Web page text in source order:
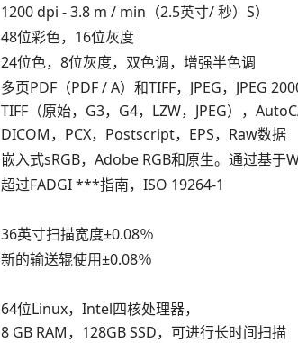
1200 dpi - 3.8 m / min（2.5英寸/ 秒）S）
48位彩色，16位灰度
24位色，8位灰度，双色调，增强半色调
多页PDF（PDF / A）和TIFF，JPEG，JPEG
TIFF（原始，G3，G4，LZW，JPEG），
DICOM，PCX，Postscript，EPS，Raw数据
嵌入式sRGB，Adobe RGB和原生。通过基于
超过FADGI ***指南，ISO 19264-1
36英寸扫描宽度±0.08％
新的输送辊使用±0.08％
64位Linux，Intel四核处理器，
8 GB RAM，128GB SSD，可进行长时间扫描